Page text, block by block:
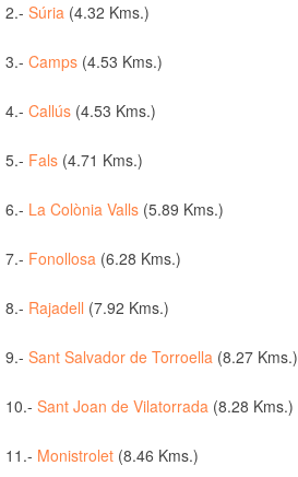
2.- Súria (4.32 Kms.)
3.- Camps (4.53 Kms.)
4.- Callús (4.53 Kms.)
5.- Fals (4.71 Kms.)
6.- La Colònia Valls (5.89 Kms.)
7.- Fonollosa (6.28 Kms.)
8.- Rajadell (7.92 Kms.)
9.- Sant Salvador de Torroella (8.27 Kms.)
10.- Sant Joan de Vilatorrada (8.28 Kms.)
11.- Monistrolet (8.46 Kms.)